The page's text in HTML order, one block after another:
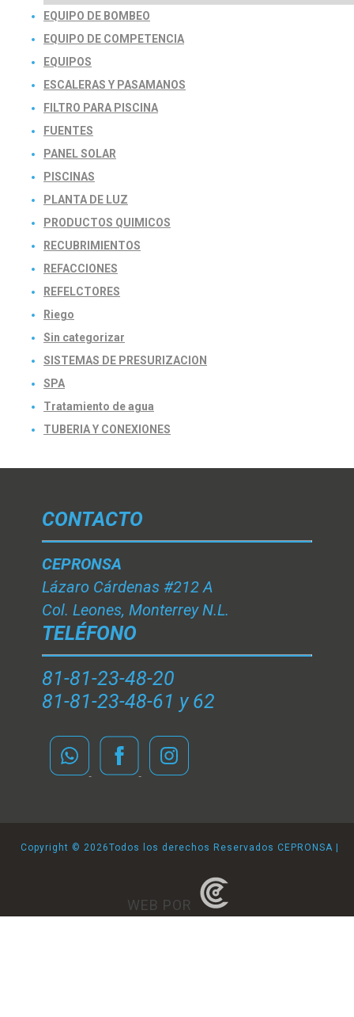
EQUIPO DE BOMBEO
EQUIPO DE COMPETENCIA
EQUIPOS
ESCALERAS Y PASAMANOS
FILTRO PARA PISCINA
FUENTES
PANEL SOLAR
PISCINAS
PLANTA DE LUZ
PRODUCTOS QUIMICOS
RECUBRIMIENTOS
REFACCIONES
REFELCTORES
Riego
Sin categorizar
SISTEMAS DE PRESURIZACION
SPA
Tratamiento de agua
TUBERIA Y CONEXIONES
CONTACTO
CEPRONSA
Lázaro Cárdenas #212 A
Col. Leones, Monterrey N.L.
TELÉFONO
81-81-23-48-20
81-81-23-48-61 y 62
Copyright © 2026Todos los derechos Reservados CEPRONSA |
WEB POR